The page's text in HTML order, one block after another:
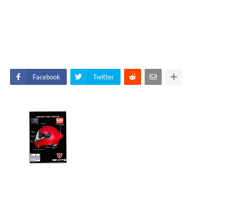
Facebook Twitter